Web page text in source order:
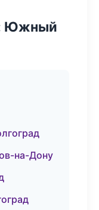
Южный
на-Дону